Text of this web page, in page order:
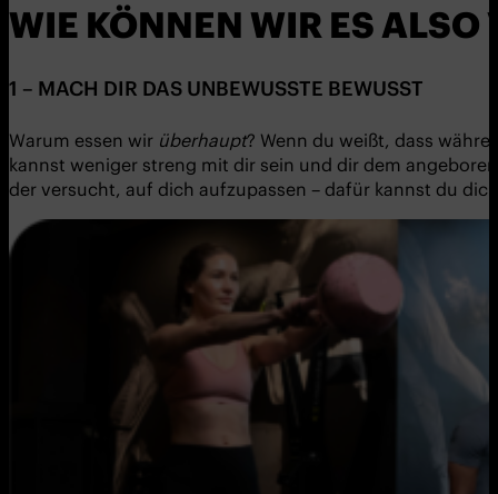
WIE KÖNNEN WIR ES ALSO
1 – MACH DIR DAS UNBEWUSSTE BEWUSST
Warum essen wir überhaupt? Wenn du weißt, dass
kannst weniger streng mit dir sein und dir dem
der versucht, auf dich aufzupassen – dafür kannst du